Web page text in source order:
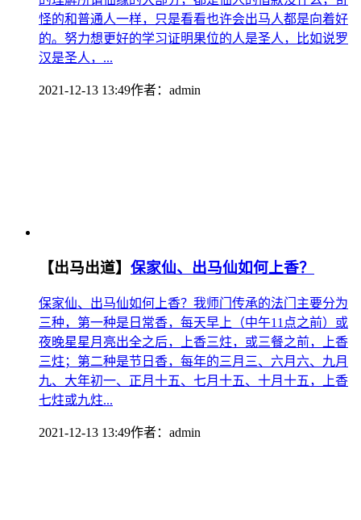
怪的和普通人一样，只是看看也许会出马人都是向着好
的。努力想更好的学习证明果位的人是圣人，比如说罗
汉是圣人，...
2021-12-13 13:49作者： admin
【出马出道】 保家仙、出马仙如何上香？
保家仙、出马仙如何上香？我师门传承的法门主要分为
三种，第一种是日常香，每天早上（中午11点之前）或
夜晚星星月亮出全之后，上香三炷，或三餐之前，上香
三炷；第二种是节日香，每年的三月三、六月六、九月
九、大年初一、正月十五、七月十五、十月十五，上香
七炷或九炷...
2021-12-13 13:49作者： admin